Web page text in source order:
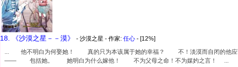
18. 《沙漠之星－－漠》 - 沙漠之星 - 作家: 任心 - [12%]
... 他不明白为何娶她！ 真的只为本该属于她的幸福？ 不！淡漠而自闭的他应
—— 包括她。 她明白为什么嫁他！ 不为父母之命！不为媒妁之言！ ...